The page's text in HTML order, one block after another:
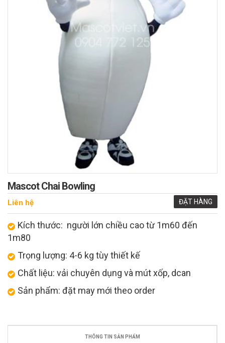
Mascot Chai Bowling
ĐẶT HÀNG
Liên hệ
Kích thước: người lớn chiều cao từ 1m60 đến
1m80
Trọng lượng: 4-6 kg tùy thiết kế
Chất liệu: vải chuyên dụng và mút xốp, dcan
Sản phẩm: đặt may mới theo order
THÔNG TIN SẢN PHẨM